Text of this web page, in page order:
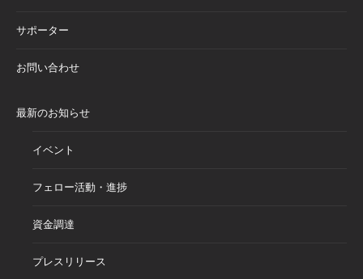
サポーター
お問い合わせ
最新のお知らせ
イベント
フェロー活動・進捗
資金調達
プレスリリース